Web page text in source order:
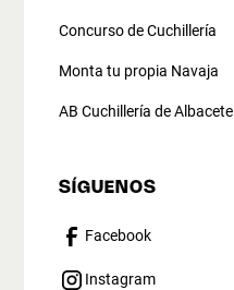
Concurso de Cuchillería
Monta tu propia Navaja
AB Cuchillería de Albacete
SÍGUENOS
Facebook
Instagram